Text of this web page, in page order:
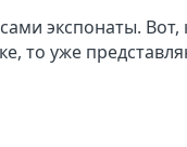
экспонаты. Вот,
то уже